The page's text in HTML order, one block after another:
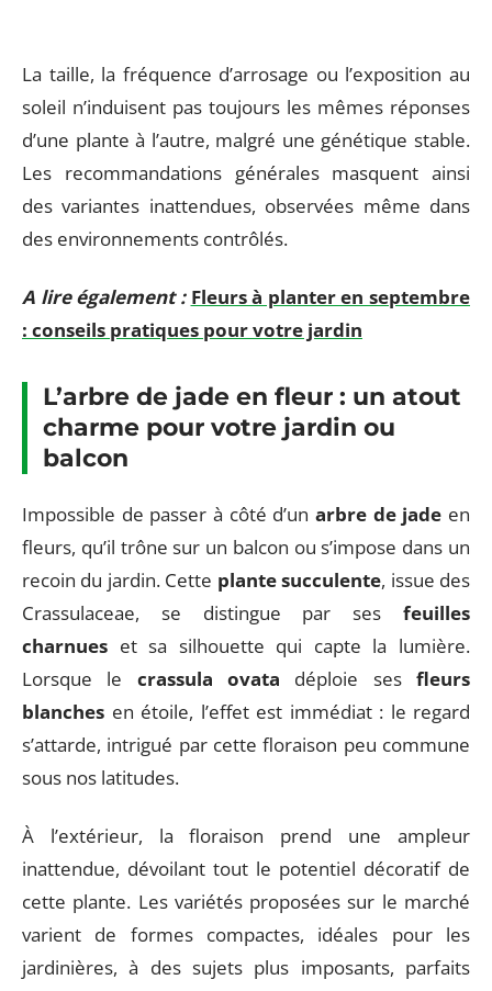
La taille, la fréquence d’arrosage ou l’exposition au
soleil n’induisent pas toujours les mêmes réponses
d’une plante à l’autre, malgré une génétique stable.
Les recommandations générales masquent ainsi
des variantes inattendues, observées même dans
des environnements contrôlés.
A lire également : Fleurs à planter en septembre
: conseils pratiques pour votre jardin
L’arbre de jade en fleur : un atout
charme pour votre jardin ou
balcon
Impossible de passer à côté d’un arbre de jade en
fleurs, qu’il trône sur un balcon ou s’impose dans un
recoin du jardin. Cette plante succulente, issue des
Crassulaceae, se distingue par ses feuilles
charnues et sa silhouette qui capte la lumière.
Lorsque le crassula ovata déploie sesfleurs
blanches en étoile, l’effet est immédiat : le regard
s’attarde, intrigué par cette floraison peu commune
sous nos latitudes.
À l’extérieur, la floraison prend une ampleur
inattendue, dévoilant tout le potentiel décoratif de
cette plante. Les variétés proposées sur le marché
varient de formes compactes, idéales pour les
jardinières, à des sujets plus imposants, parfaits